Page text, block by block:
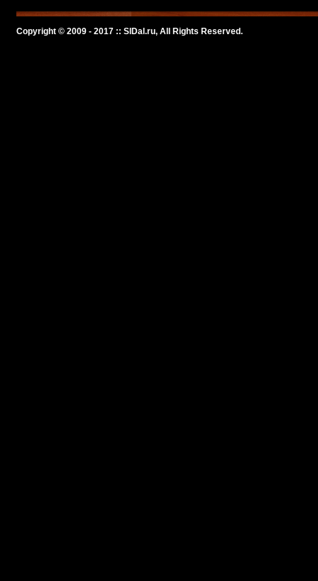
Copyright © 2009 - 2017 :: SlDal.ru, All Rights Reserved.